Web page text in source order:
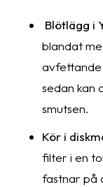
Blötlägg i
blandat
avfettande
sedan kan
smutsen.
Kör i
filter i en
fastnar på